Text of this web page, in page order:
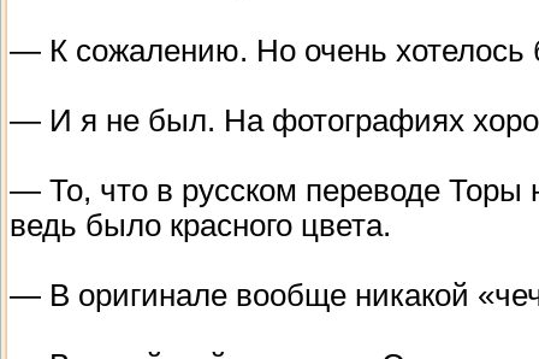
— К сожалению. Но очень хотелось
— И я не был. На фотографиях
— То, что в русском переводе Торы
ведь было красного цвета.
— В оригинале вообще никакой